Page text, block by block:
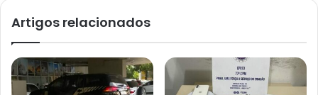
Artigos relacionados